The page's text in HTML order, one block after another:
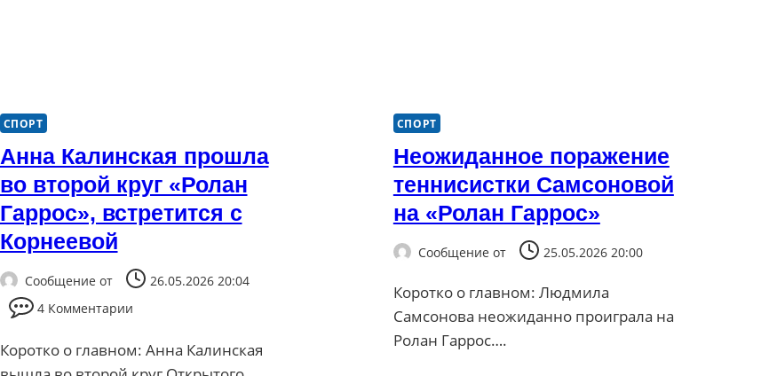
СПОРТ
Анна Калинская прошла
во второй круг «Ролан
Гаррос», встретится с
Корнеевой
Сообщение от
26.05.2026 20:04
4 Комментарии
Коротко о главном: Анна Калинская
СПОРТ
Неожиданное поражение
теннисистки Самсоновой
на «Ролан Гаррос»
Сообщение от 25.05.2026 20:00
Коротко о главном: Людмила
Самсонова неожиданно проиграла на
Ролан Гаррос….